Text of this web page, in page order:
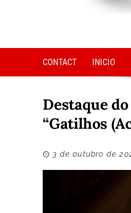
CONTACT INICIO
Destaque
“Gatilhos
3 de outubro de